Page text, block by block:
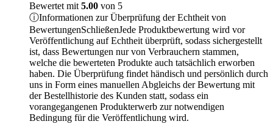
Bewertet mit5.00 von 5
ⓘInformationen zur Überprüfung der Echtheit von
BewertungenSchließenJede Produktbewertung wird vor
Veröffentlichung auf Echtheit überprüft, sodass sichergestellt
ist, dass Bewertungen nur von Verbrauchern stammen,
welche die bewerteten Produkte auch tatsächlich erworben
haben. Die Überprüfung findet händisch und persönlich durch
uns in Form eines manuellen Abgleichs der Bewertung mit
der Bestellhistorie des Kunden statt, sodass ein
vorangegangenen Produkterwerb zur notwendigen
Bedingung für die Veröffentlichung wird.